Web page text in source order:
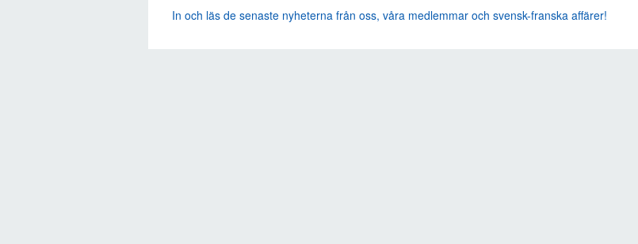
In och läs de senaste nyheterna från oss, våra medlemmar och svensk-franska affärer!